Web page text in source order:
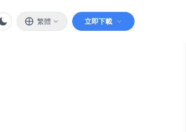
繁體 立即下載